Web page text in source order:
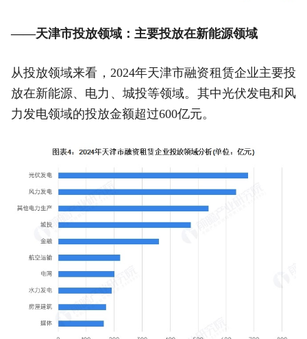
——天津市投放领域：主要投放在新能源领域
从投放领域来看，2024年天津市融资租赁企业主要投
放在新能源、电力、城投等领域。其中光伏发电和风
力发电领域的投放金额超过600亿元。